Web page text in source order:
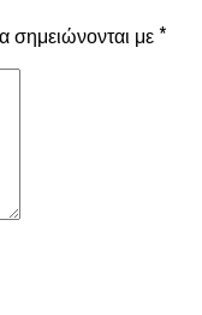
σημειώνονται με*